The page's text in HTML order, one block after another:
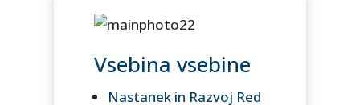
Vsebina vsebine
Nastanek in Razvoj Red